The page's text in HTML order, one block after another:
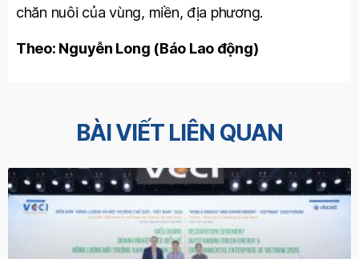
chăn nuôi của vùng, miền, địa phương.
Theo: Nguyễn Long (Báo Lao động)
BÀI VIẾT LIÊN QUAN